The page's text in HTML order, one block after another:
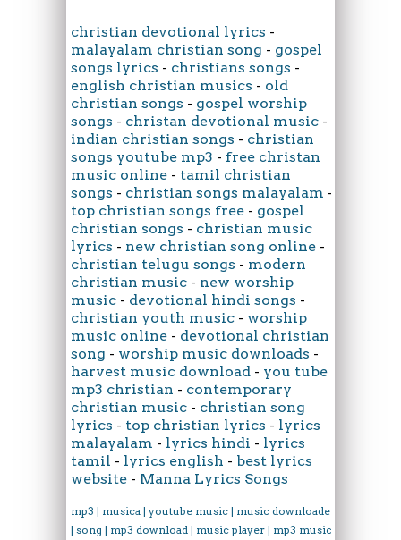
christian devotional lyrics -
malayalam christian song - gospel
songs lyrics - christians songs -
english christian musics - old
christian songs - gospel worship
songs - christan devotional music -
indian christian songs - christian
songs youtube mp3 - free christan
music online - tamil christian
songs - christian songs malayalam -
top christian songs free - gospel
christian songs - christian music
lyrics - new christian song online -
christian telugu songs - modern
christian music - new worship
music - devotional hindi songs -
christian youth music - worship
music online - devotional christian
song - worship music downloads -
harvest music download - you tube
mp3 christian - contemporary
christian music - christian song
lyrics - top christian lyrics - lyrics
malayalam - lyrics hindi - lyrics
tamil - lyrics english - best lyrics
website - Manna Lyrics Songs
mp3 | musica | youtube music | music downloader
| song | mp3 download | music player | mp3 music